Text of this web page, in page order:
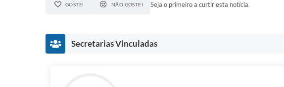
GOSTEI NÃO GOSTEI Seja o primeiro a curtir esta notícia.
Secretarias Vinculadas